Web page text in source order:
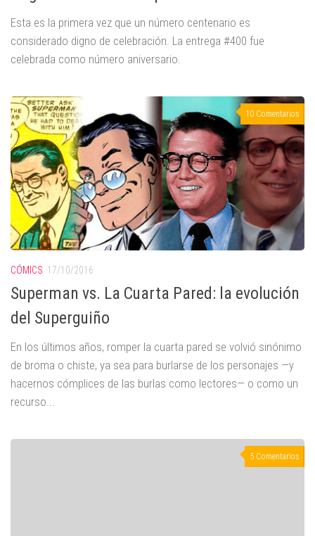
Esta es la primera vez que un número centenario es
considerado digno de celebración. La entrega #400 fue
celebrada como número aniversario.
10 Comentarios
CÓMICS 17/10/2016
Superman vs. La Cuarta Pared: la evolución
del Superguiño
En los últimos años, romper la cuarta pared se volvió sinónimo
de broma o chiste, ya sea para burlarse de los personajes —y
hacernos cómplices de las burlas como lectores— o como un
recurso...
5 Comentarios